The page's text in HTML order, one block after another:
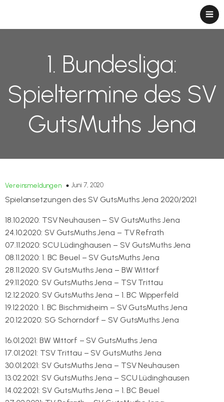
1. Bundesliga:
Spieltermine des SV
GutsMuths Jena
Vereinsmeldungen Juni 7, 2020
Spielansetzungen des SV GutsMuths Jena 2020/2021
18.10.2020: TSV Neuhausen – SV GutsMuths Jena
24.10.2020: SV GutsMuths Jena – TV Refrath
07.11.2020: SCU Lüdinghausen – SV GutsMuths Jena
08.11.2020: 1. BC Beuel – SV GutsMuths Jena
28.11.2020: SV GutsMuths Jena – BW Wittorf
29.11.2020: SV GutsMuths Jena – TSV Trittau
12.12.2020: SV GutsMuths Jena – 1. BC Wipperfeld
19.12.2020: 1. BC Bischmisheim – SV GutsMuths Jena
20.12.2020: SG Schorndorf – SV GutsMuths Jena
16.01.2021: BW Wittorf – SV GutsMuths Jena
17.01.2021: TSV Trittau – SV GutsMuths Jena
30.01.2021: SV GutsMuths Jena – TSV Neuhausen
13.02.2021: SV GutsMuths Jena – SCU Lüdinghausen
14.02.2021: SV GutsMuths Jena – 1. BC Beuel